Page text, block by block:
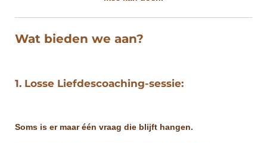
Wat bieden we aan?
1. Losse Liefdescoaching-sessie:
Soms is er maar één vraag die blijft hangen.